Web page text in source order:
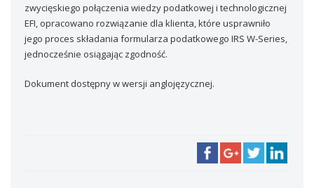
zwycięskiego połączenia wiedzy podatkowej i technologicznej
EFI, opracowano rozwiązanie dla klienta, które usprawniło
jego proces składania formularza podatkowego IRS W-Series,
jednocześnie osiągając zgodność.
Dokument dostępny w wersji anglojęzycznej.